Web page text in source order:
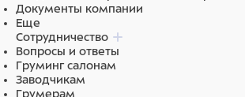
Документы компании
Еще
Сотрудничество
Вопросы и ответы
Груминг салонам
Заводчикам
Грумерам